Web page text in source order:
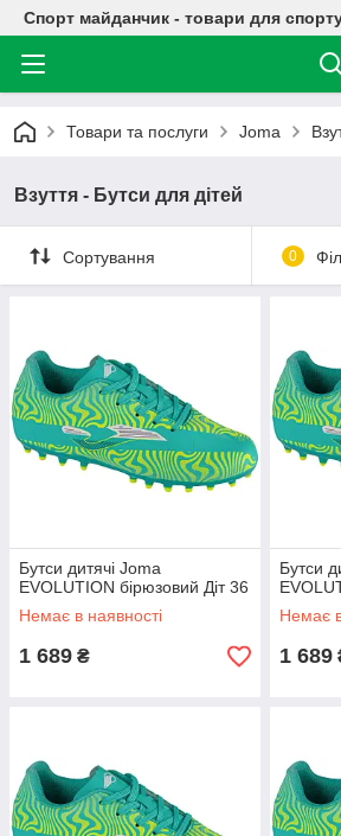
Спорт майданчик - товари для
Товари та послуги Joma
Взуття - Бутси для дітей
Сортування 0
Бутси дитячі Joma
EVOLUTION бірюзовий Діт 36
Немає в наявності
1 689 ₴
Бутси
Немає
1 689